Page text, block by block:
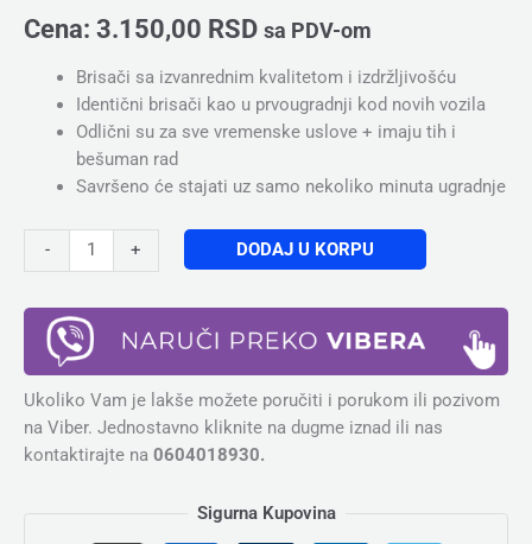
Cena: 3.150,00 RSD sa PDV-om
Brisači sa izvanrednim kvalitetom i izdržljivošću
Identični brisači kao u prvougradnji kod novih vozila
Odlični su za sve vremenske uslove + imaju tih i
bešuman rad
Savršeno će stajati uz samo nekoliko minuta ugradnje
- + DODAJ U KORPU
Ukoliko Vam je lakše možete poručiti i porukom ili pozivom
na Viber. Jednostavno kliknite na dugme iznad ili nas
kontaktirajte na 0604018930.
Sigurna Kupovina